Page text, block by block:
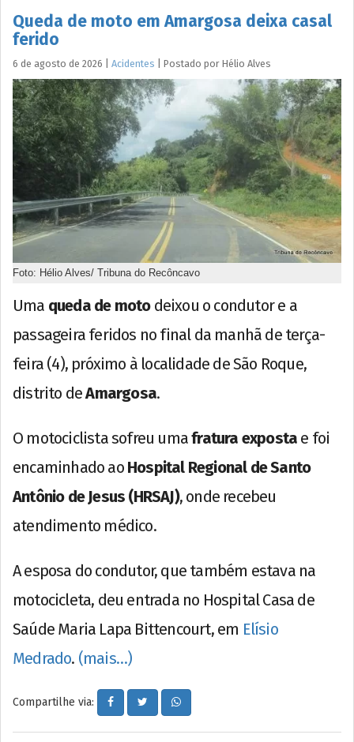
Queda de moto em Amargosa deixa casal
ferido
6 de agosto de 2026 Acidentes Postado por Hélio Alves
Foto: Hélio Alves/ Tribuna do Recôncavo
Uma queda de motodeixou o condutor e a
passageira feridos no final da manhã de terça-
feira (4), próximo à localidade de São Roque,
distrito deAmargosa.
O motociclista sofreu umafratura exposta e foi
encaminhado ao Hospital Regional de Santo
Antônio de Jesus (HRSAJ), onde recebeu
atendimento médico.
A esposa do condutor, que também estava na
motocicleta, deu entrada no Hospital Casa de
Saúde Maria Lapa Bittencourt, em Elísio
Medrado. (mais…)
Compartilhe via: